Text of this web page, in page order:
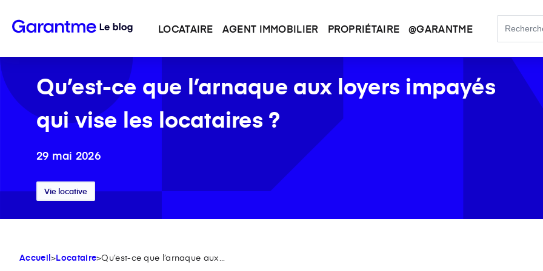
LOCATAIRE AGENT IMMOBILIER PROPRIÉTAIRE @GARANTME
Qu’est-ce que l’arnaque aux loyers impayés
qui vise les locataires ?
29 mai 2026
Vie locative
Accueil>Locataire>Qu’est-ce que l’arnaque aux...